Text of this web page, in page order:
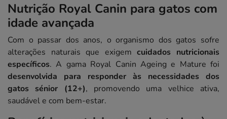
Nutrição Royal Canin para gatos com
idade avançada
Com o passar dos anos, o organismo dos gatos sofre
alterações naturais que exigemcuidados nutricionais
específicos. A gama Royal Canin Ageing e Mature foi
desenvolvida para responder às necessidades dos
gatos sénior (12+), promovendo uma velhice ativa,
saudável e com bem-estar.